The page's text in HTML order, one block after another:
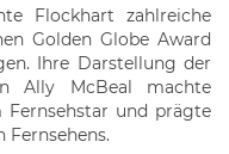
Flockhart zahlreiche
Golden Globe Award
Ihre Darstellung der
Ally McBeal machte
und prägte
Fernsehens.